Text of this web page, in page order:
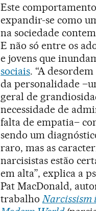
Este
expandir-se como
na sociedade
E não só entre os
e jovens que
sociais. “A
da personalidade
geral de
necessidade de
falta de empatia–
sendo um
raro, mas as
narcisistas estão
em alta”, explica a
Pat MacDonald,
trabalho Narcissism